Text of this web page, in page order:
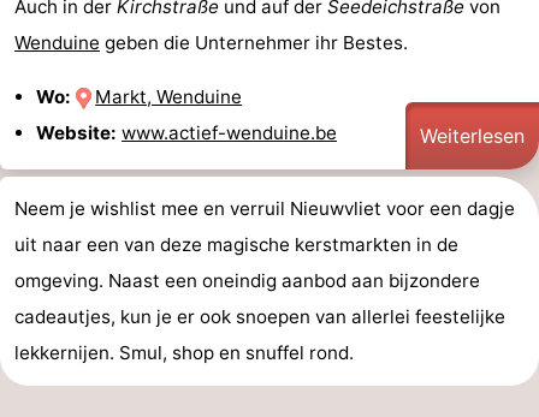
Auch in der Kirchstraße und auf der Seedeichstraße von
Wenduine geben die Unternehmer ihr Bestes.
Wo:
Markt, Wenduine
Website: www.actief-wenduine.be Weiterlesen
Neem je wishlist mee en verruil Nieuwvliet voor een dagje
uit naar een van deze magische kerstmarkten in de
omgeving. Naast een oneindig aanbod aan bijzondere
cadeautjes, kun je er ook snoepen van allerlei feestelijke
lekkernijen. Smul, shop en snuffel rond.